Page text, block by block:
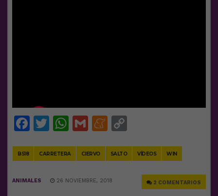
Facebook
Twitter
WhatsApp
GmailMeneame
BS18 CARRETERA CIERVO SALTO VÍDEOS WIN
2 COMENTARIOS
ANIMALES 26 NOVIEMBRE, 2018